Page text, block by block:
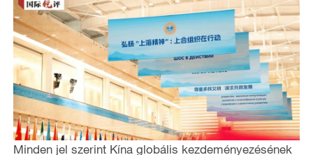
Minden jel szerint Kína globális kezdeményezésének